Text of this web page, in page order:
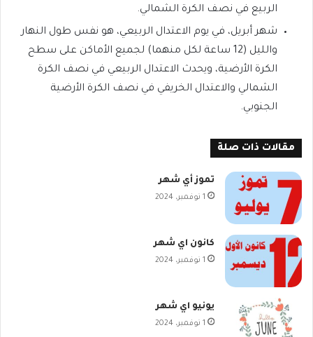
الربيع في نصف الكرة الشمالي.
شهر أبريل، في يوم الاعتدال الربيعي، هو نفس طول النهار
والليل (12 ساعة لكل منهما) لجميع الأماكن على سطح
الكرة الأرضية، ويحدث الاعتدال الربيعي في نصف الكرة
الشمالي والاعتدال الخريفي في نصف الكرة الأرضية
الجنوبي.
مقالات ذات صلة
تموز أي شهر
1 نوفمبر، 2024
كانون اي شهر
1 نوفمبر، 2024
يونيو اي شهر
1 نوفمبر، 2024